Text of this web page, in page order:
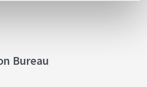
Bureau